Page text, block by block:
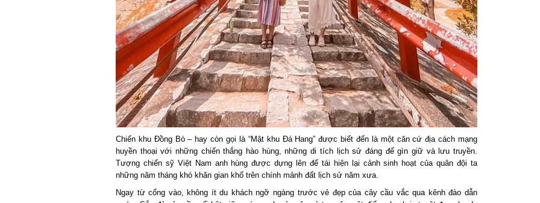
Chiến khu Đồng Bò – hay còn gọi là “Mật khu Đá Hang” được biết đến là một căn cứ địa cách mạng
huyền thoại với những chiến thắng hào hùng, những di tích lịch sử đáng để gìn giữ và lưu truyền.
Tượng chiến sỹ Việt Nam anh hùng được dựng lên để tái hiện lại cảnh sinh hoạt của quân đội ta
những năm tháng khó khăn gian khổ trên chính mảnh đất lịch sử năm xưa.
Ngay từ cổng vào, không ít du khách ngỡ ngàng trước vẻ đẹp của cây cầu vắc qua kênh đào dẫn